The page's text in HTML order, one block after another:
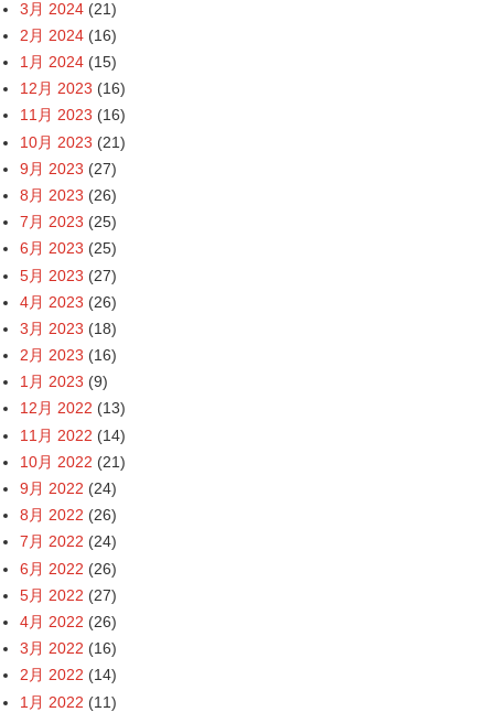
3月 2024 (21)
2月 2024 (16)
1月 2024 (15)
12月 2023 (16)
11月 2023 (16)
10月 2023 (21)
9月 2023 (27)
8月 2023 (26)
7月 2023 (25)
6月 2023 (25)
5月 2023 (27)
4月 2023 (26)
3月 2023 (18)
2月 2023 (16)
1月 2023 (9)
12月 2022 (13)
11月 2022 (14)
10月 2022 (21)
9月 2022 (24)
8月 2022 (26)
7月 2022 (24)
6月 2022 (26)
5月 2022 (27)
4月 2022 (26)
3月 2022 (16)
2月 2022 (14)
1月 2022 (11)